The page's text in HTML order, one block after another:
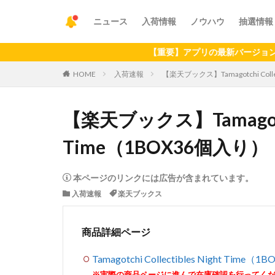
ニュース 入荷情報 ノウハウ 抽選情報
【重要】アプリの最新バージョンへのア
HOME 入荷速報 【楽天ブックス】Tamagotchi
【楽天ブックス】
Time（1BOX36個入り）
本ページのリンクには広告が含まれています。
入荷速報 楽天ブックス
商品詳細ページ
Tamagotchi Collectibles Night Time（